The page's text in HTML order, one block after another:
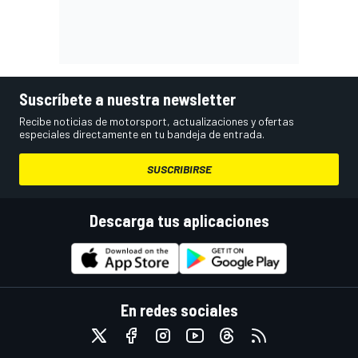
Suscríbete a nuestra newsletter
Recibe noticias de motorsport, actualizaciones y ofertas
especiales directamente en tu bandeja de entrada.
SUSCRIBIRSE
Descarga tus aplicaciones
En redes sociales